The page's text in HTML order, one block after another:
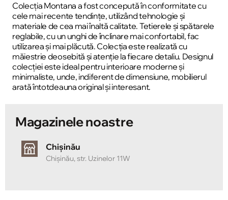
Colecția Montana a fost concepută în conformitate cu
cele mai recente tendințe, utilizând tehnologie și
materiale de cea mai înaltă calitate. Tetierele și spătarele
reglabile, cu un unghi de înclinare mai confortabil, fac
utilizarea și mai plăcută. Colecția este realizată cu
măiestrie deosebită și atenție la fiecare detaliu. Designul
colecției este ideal pentru interioare moderne și
minimaliste, unde, indiferent de dimensiune, mobilierul
arată întotdeauna original și interesant.
Magazinele noastre
Chișinău
Chișinău, str. Uzinelor 11W